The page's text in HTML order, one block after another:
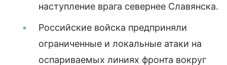
наступление врага севернее Славянска.
Российские войска предприняли
ограниченные и локальные атаки на
оспариваемых линиях фронта вокруг